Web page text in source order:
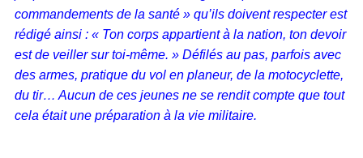
commandements de la santé » qu’ils doivent respecter est
rédigé ainsi : « Ton corps appartient à la nation, ton devoir
est de veiller sur toi-même. » Défilés au pas, parfois avec
des armes, pratique du vol en planeur, de la motocyclette,
du tir… Aucun de ces jeunes ne se rendit compte que tout
cela était une préparation à la vie militaire.